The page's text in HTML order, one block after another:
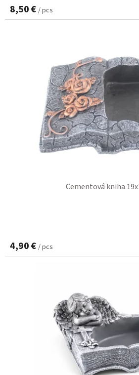
8,50 € / pcs
Cementová kniha
4,90 € / pcs